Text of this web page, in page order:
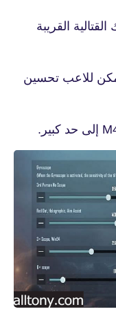
القريبة
للاعب تحسين